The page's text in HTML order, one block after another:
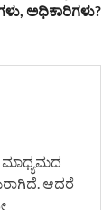
ಅಧಿಕಾರಿಗಳು?
ಮಾಧ್ಯಮದ
ಆದರೆ